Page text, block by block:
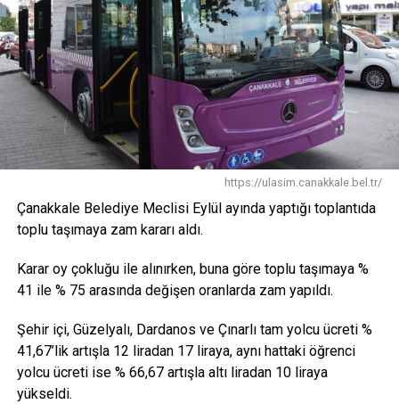
https://ulasim.canakkale.bel.tr/
Çanakkale Belediye Meclisi Eylül ayında yaptığı toplantıda
toplu taşımaya zam kararı aldı.
Karar oy çokluğu ile alınırken, buna göre toplu taşımaya %
41 ile % 75 arasında değişen oranlarda zam yapıldı.
Şehir içi, Güzelyalı, Dardanos ve Çınarlı tam yolcu ücreti %
41,67’lik artışla 12 liradan 17 liraya, aynı hattaki öğrenci
yolcu ücreti ise % 66,67 artışla altı liradan 10 liraya
yükseldi.